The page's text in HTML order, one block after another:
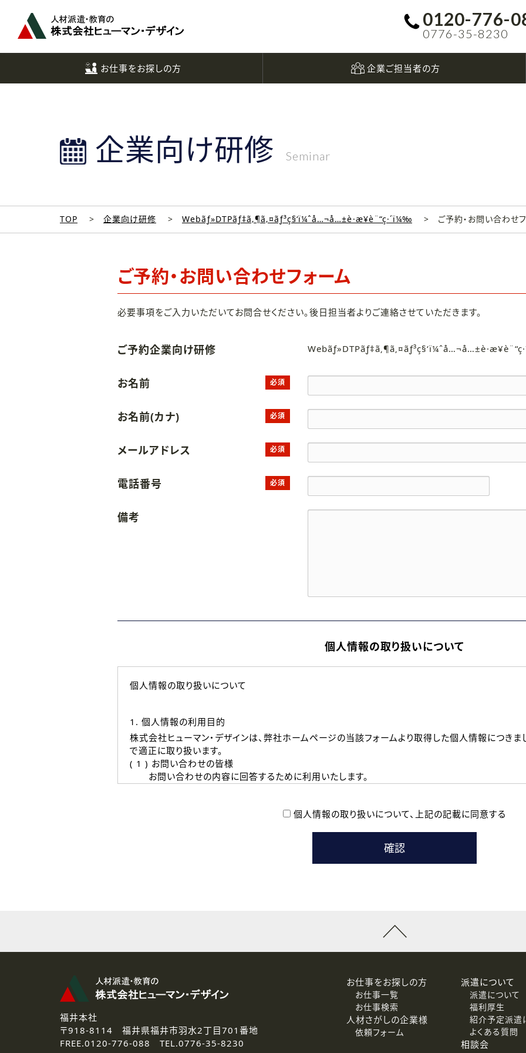
0120-776-
0776-35-8230
お仕事をお探しの方 企業ご担当者の方
企業向け研修 Seminar
TOP 企業向け研修 Webãƒ»DTPãƒ‡ã‚¶ã‚¤ãƒ³ç§‘ï¼ˆå…¬å…±è·æ¥­è¨“ç·´ï¼‰ ご予約・お問い合わせ
ご予約・お問い合わせフォーム
必要事項をご入力いただいてお問合せください。後日担当者よりご連絡させていただきます。
ご予約企業向け研修
お名前 必須
お名前(カナ) 必須
メールアドレス 必須
電話番号 必須
備考
個人情報の取り扱いについて
個人情報の取り扱いについて
1. 個人情報の利用目的
株式会社ヒューマン・デザインは、弊社ホームページの当該フォームより取得した個人情報につき
で適正に取り扱います。
( 1 ) お問い合わせの皆様
お問い合わせの内容に回答するために利用いたします。
本登録に関するご連絡および本登録時の参考情報として利用いたします。
なお、ご連絡手段は、電話・Ｅメールのいずれかの方法といたします。
3.個人情報の取り扱いの委託
弊社の定める個人情報保護の評価基準を満たした委託先に、個人情報を委託する場合があります。
4.個人情報の開示等について
ご提供いただいた個人情報の開示等（利用目的の通知、開示、訂正、追加または削除、利用の停止、
個人情報の取り扱いについて、 上記の記載に同意する
へ
福井本社
〒918-8114 福井県福井市羽水2丁目701番地
FREE.0120-776-088 TEL.0776-35-8230
お仕事をお探しの方
お仕事一覧
お仕事検索
人材さがしの企業様
依頼フォーム
派遣について
派遣について
福利厚生
紹介予定派遣
よくある質問
相談会